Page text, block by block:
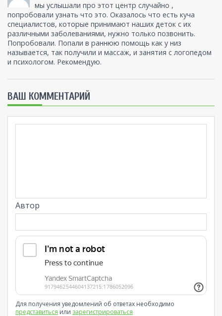
мы услышали про этот центр случайно ,
попробовали узнать что это. Оказалось что есть куча
специалистов, которые принимают наших деток с их
различными заболеваниями, нужно только позвонить.
Попробовали. Попали в раннюю помощь как у низ
называется, так получили и массаж, и занятия с логопедом
и психологом. Рекомендую.
ВАШ КОММЕНТАРИЙ
Автор
Для получения уведомлений об ответах необходимо
представиться или зарегистрироваться